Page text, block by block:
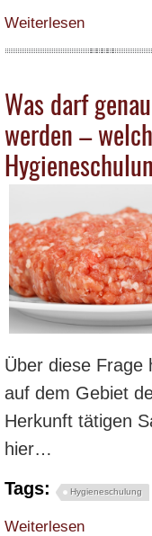
Weiterlesen
Was darf
werden –
Über diese Frage
auf dem Gebiet
Herkunft tätigen
hier…
Tags:
Hygieneschulung
Weiterlesen